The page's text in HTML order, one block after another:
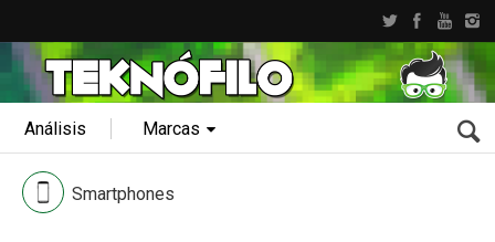
Análisis Marcas
Smartphones